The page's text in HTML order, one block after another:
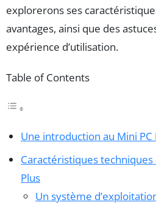
explorerons ses
avantages, ainsi que des
expérience d’utilisation.
Table of Contents
Une introduction au Mini PC
Caractéristiques techniques
Plus
Un système